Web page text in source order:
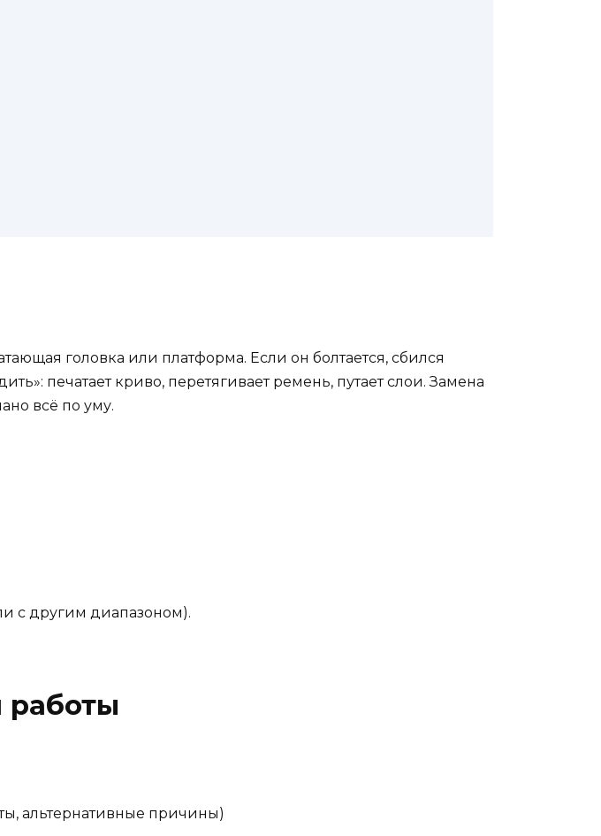
головка или платформа. Если он болтается, сбился
печатает криво, перетягивает ремень, путает слои. Замена
всё по уму.
с другим диапазоном).
работы
альтернативные причины)